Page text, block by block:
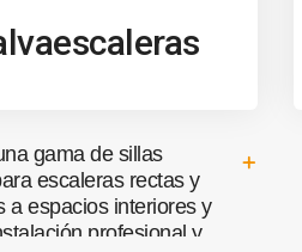
gama de sillas
escaleras rectas y
a espacios interiores y
profesional y